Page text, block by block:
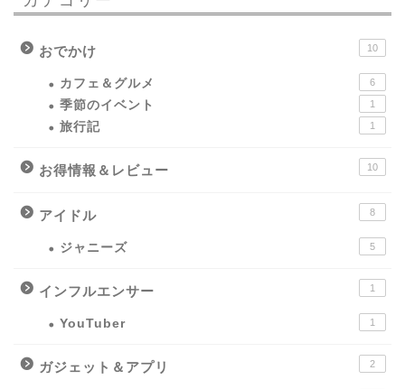
おでかけ 10
カフェ＆グルメ 6
季節のイベント 1
旅行記 1
お得情報＆レビュー 10
アイドル 8
ジャニーズ 5
インフルエンサー 1
YouTuber 1
ガジェット＆アプリ 2